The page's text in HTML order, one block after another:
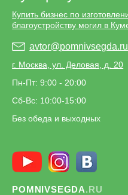
Купить бизнес по
благоустройству могил в
avtor@pomnivsegda.ru
г. Москва, ул. Деловая, д. 20
Пн-Пт: 9:00 - 20:00
Сб-Вс: 10:00-15:00
Без обеда и выходных
POMNIVSEGDA.RU